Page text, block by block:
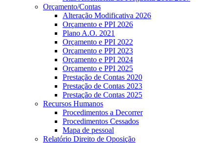
Orçamento/Contas
Alteração Modificativa 2026
Orçamento e PPI 2026
Plano A.O. 2021
Orçamento e PPI 2022
Orçamento e PPI 2023
Orçamento e PPI 2024
Orçamento e PPI 2025
Prestação de Contas 2020
Prestação de Contas 2023
Prestação de Contas 2025
Recursos Humanos
Procedimentos a Decorrer
Procedimentos Cessados
Mapa de pessoal
Relatório Direito de Oposição